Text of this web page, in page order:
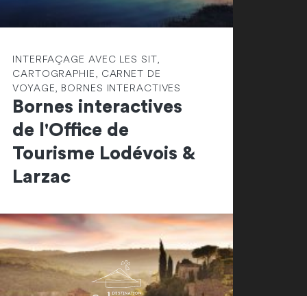
INTERFAÇAGE AVEC LES SIT,
CARTOGRAPHIE, CARNET DE
VOYAGE, BORNES INTERACTIVES
Bornes interactives
de l'Office de
Tourisme Lodévois &
Larzac